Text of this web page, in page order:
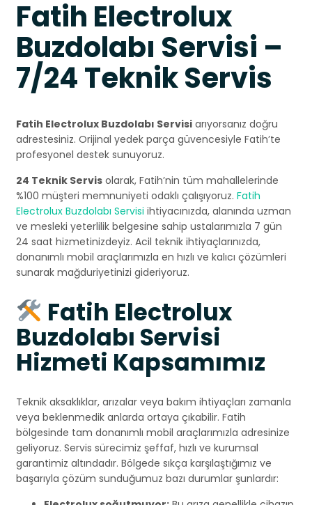
Fatih Electrolux
Buzdolabı Servisi –
7/24 Teknik Servis
Fatih Electrolux Buzdolabı Servisi arıyorsanız doğru
adrestesiniz. Orijinal yedek parça güvencesiyle Fatih’te
profesyonel destek sunuyoruz.
24 Teknik Servis olarak, Fatih’nin tüm mahallelerinde
%100 müşteri memnuniyeti odaklı çalışıyoruz. Fatih
Electrolux Buzdolabı Servisi ihtiyacınızda, alanında uzman
ve mesleki yeterlilik belgesine sahip ustalarımızla 7 gün
24 saat hizmetinizdeyiz. Acil teknik ihtiyaçlarınızda,
donanımlı mobil araçlarımızla en hızlı ve kalıcı çözümleri
sunarak mağduriyetinizi gideriyoruz.
Fatih Electrolux
Buzdolabı Servisi
Hizmeti Kapsamımız
Teknik aksaklıklar, arızalar veya bakım ihtiyaçları zamanla
veya beklenmedik anlarda ortaya çıkabilir. Fatih
bölgesinde tam donanımlı mobil araçlarımızla adresinize
geliyoruz. Servis sürecimiz şeffaf, hızlı ve kurumsal
garantimiz altındadır. Bölgede sıkça karşılaştığımız ve
başarıyla çözüm sunduğumuz bazı durumlar şunlardır: